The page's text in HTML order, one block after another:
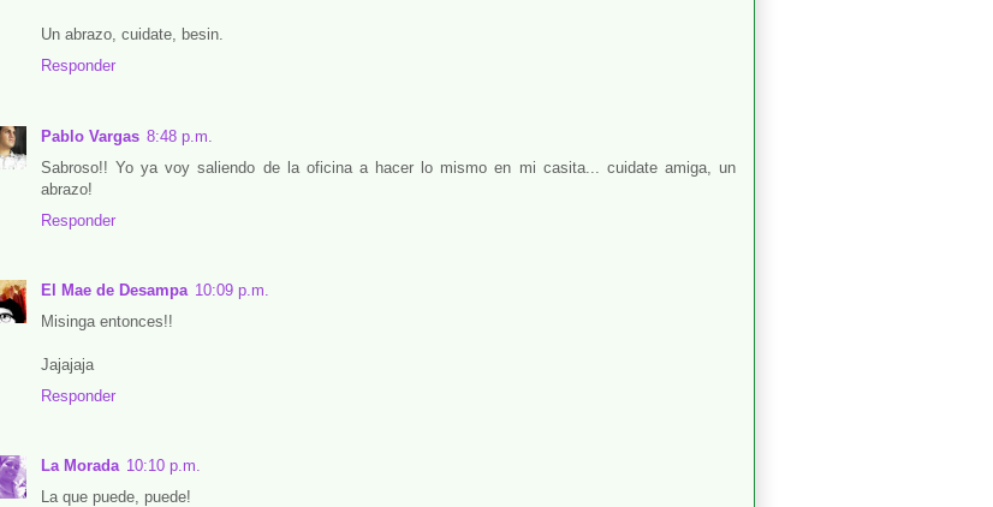
Un abrazo, cuidate, besin.
Responder
Pablo Vargas 8:48 p.m.
Sabroso!! Yo ya voy saliendo de la oficina a hacer lo mismo en mi casita... cuidate amiga, un
abrazo!
Responder
El Mae de Desampa 10:09 p.m.
Misinga entonces!!
Jajajaja
Responder
La Morada 10:10 p.m.
La que puede, puede!